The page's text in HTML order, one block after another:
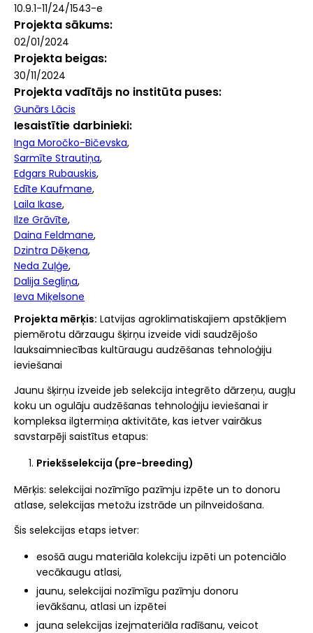
10.9.1-11/24/1543-e
Projekta sākums
02/01/2024
Projekta beigas
30/11/2024
Projekta vadītājs no institūta puses
Gunārs Lācis
Iesaistītie darbinieki
Inga Moročko-Bičevska
Sarmīte Strautiņa
Edgars Rubauskis
Edīte Kaufmane
Laila Ikase
Ilze Grāvīte
Daina Feldmane
Dzintra Dēķena
Neda Zuļģe
Dalija Segliņa
Ieva Miķelsone
Projekta mērķis: Latvijas agroklimatiskajiem apstākļiem
piemērotu dārzaugu šķirņu izveide vidi saudzējošo
lauksaimniecības kultūraugu audzēšanas tehnoloģiju
ieviešanai
Jaunu šķirņu izveide jeb selekcija integrēto dārzeņu, augļu
koku un ogulāju audzēšanas tehnoloģiju ieviešanai ir
kompleksa ilgtermiņa aktivitāte, kas ietver vairākus
savstarpēji saistītus etapus:
Priekšselekcija (pre-breeding)
Mērķis: selekcijai nozīmīgo pazīmju izpēte un to donoru
atlase, selekcijas metožu izstrāde un pilnveidošana.
Šis selekcijas etaps ietver:
esošā augu materiāla kolekciju izpēti un potenciālo
vecākaugu atlasi,
jaunu, selekcijai nozīmīgu pazīmju donoru
ievākšanu, atlasi un izpētei
jauna selekcijas izejmateriāla radīšanu, veicot